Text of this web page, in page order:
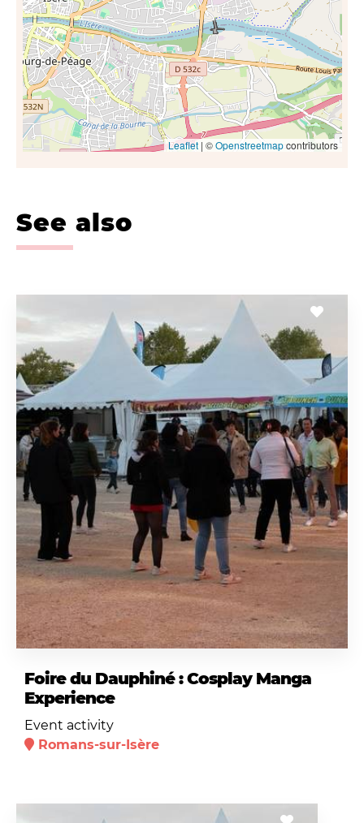
Leaflet| ©Openstreetmapcontributors
See also
Foire du Dauphiné : Cosplay Manga
Experience
Event activity
Romans-sur-Isère